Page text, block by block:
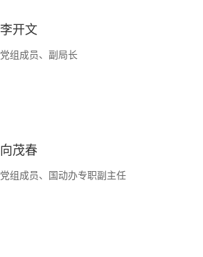
李开文
党组成员、副局长
向茂春
党组成员、国动办专职副主任